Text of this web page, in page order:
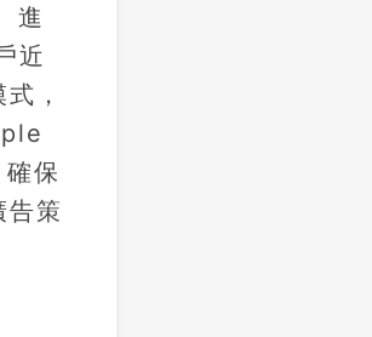
進
近
，
保
策